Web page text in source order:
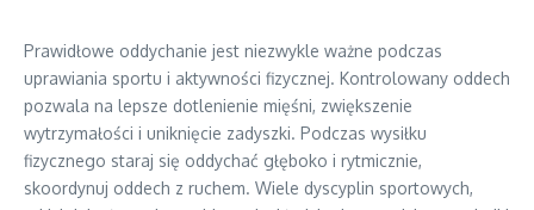
Prawidłowe oddychanie jest niezwykle ważne podczas
uprawiania sportu i aktywności fizycznej. Kontrolowany oddech
pozwala na lepsze dotlenienie mięśni, zwiększenie
wytrzymałości i uniknięcie zadyszki. Podczas wysiłku
fizycznego staraj się oddychać głęboko i rytmicznie,
skoordynuj oddech z ruchem. Wiele dyscyplin sportowych,